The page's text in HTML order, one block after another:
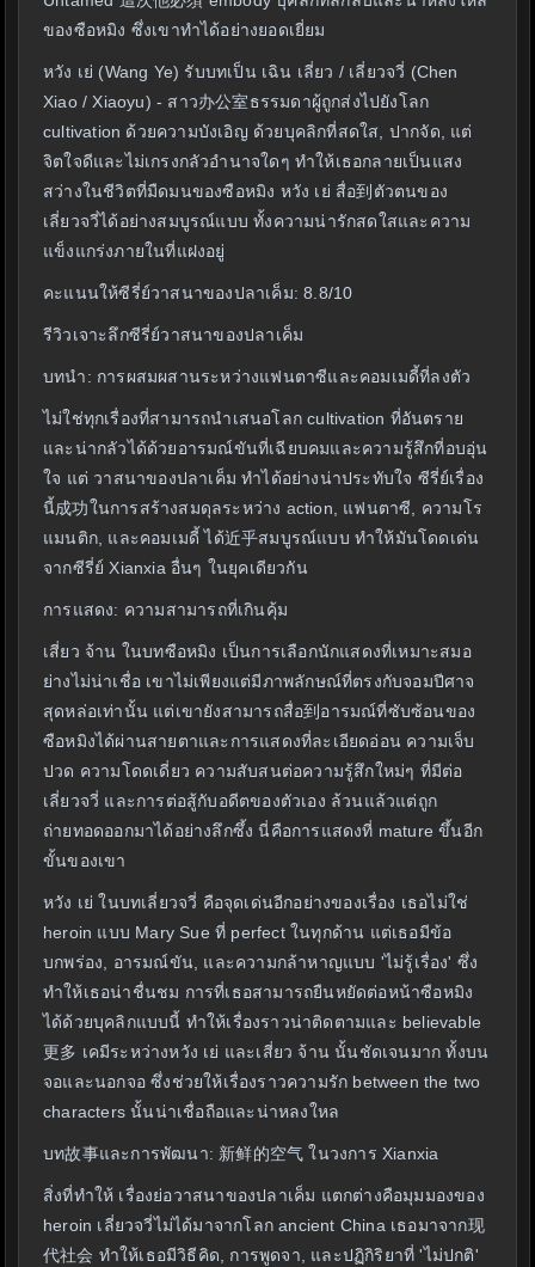
ของซือหมิง ซึ่งเขาทำได้อย่างยอดเยี่ยม
หวัง เย่ (Wang Ye) รับบทเป็น เฉิน เลี่ยว / เลี่ยวจวี่ (Chen
Xiao / Xiaoyu) - สาว办公室ธรรมดาผู้ถูกส่งไปยังโลก
cultivation ด้วยความบังเอิญ ด้วยบุคลิกที่สดใส, ปากจัด, แต่
จิตใจดีและไม่เกรงกลัวอำนาจใดๆ ทำให้เธอกลายเป็นแสง
สว่างในชีวิตที่มืดมนของซือหมิง หวัง เย่ สื่อ到ตัวตนของ
เลี่ยวจวี่ได้อย่างสมบูรณ์แบบ ทั้งความน่ารักสดใสและความ
แข็งแกร่งภายในที่แฝงอยู่
คะแนนให้ซีรี่ย์วาสนาของปลาเค็ม: 8.8/10
รีวิวเจาะลึกซีรี่ย์วาสนาของปลาเค็ม
บทนำ: การผสมผสานระหว่างแฟนตาซีและคอมเมดี้ที่ลงตัว
ไม่ใช่ทุกเรื่องที่สามารถนำเสนอโลก cultivation ที่อันตราย
และน่ากลัวได้ด้วยอารมณ์ขันที่เฉียบคมและความรู้สึกที่อบอุ่น
ใจ แต่ วาสนาของปลาเค็ม ทำได้อย่างน่าประทับใจ ซีรี่ย์เรื่อง
นี้成功ในการสร้างสมดุลระหว่าง action, แฟนตาซี, ความโร
แมนติก, และคอมเมดี้ ได้近乎สมบูรณ์แบบ ทำให้มันโดดเด่น
จากซีรี่ย์ Xianxia อื่นๆ ในยุคเดียวกัน
การแสดง: ความสามารถที่เกินคุ้ม
เสี่ยว จ้าน ในบทซือหมิง เป็นการเลือกนักแสดงที่เหมาะสมอ
ย่างไม่น่าเชื่อ เขาไม่เพียงแต่มีภาพลักษณ์ที่ตรงกับจอมปีศาจ
สุดหล่อเท่านั้น แต่เขายังสามารถสื่อ到อารมณ์ที่ซับซ้อนของ
ซือหมิงได้ผ่านสายตาและการแสดงที่ละเอียดอ่อน ความเจ็บ
ปวด ความโดดเดี่ยว ความสับสนต่อความรู้สึกใหม่ๆ ที่มีต่อ
เลี่ยวจวี่ และการต่อสู้กับอดีตของตัวเอง ล้วนแล้วแต่ถูก
ถ่ายทอดออกมาได้อย่างลึกซึ้ง นี่คือการแสดงที่ mature ขึ้นอีก
ขั้นของเขา
หวัง เย่ ในบทเลี่ยวจวี่ คือจุดเด่นอีกอย่างของเรื่อง เธอไม่ใช่
heroin แบบ Mary Sue ที่ perfect ในทุกด้าน แต่เธอมีข้อ
บกพร่อง, อารมณ์ขัน, และความกล้าหาญแบบ 'ไม่รู้เรื่อง' ซึ่ง
ทำให้เธอน่าชื่นชม การที่เธอสามารถยืนหยัดต่อหน้าซือหมิง
ได้ด้วยบุคลิกแบบนี้ ทำให้เรื่องราวน่าติดตามและ believable
更多 เคมีระหว่างหวัง เย่ และเสี่ยว จ้าน นั้นชัดเจนมาก ทั้งบน
จอและนอกจอ ซึ่งช่วยให้เรื่องราวความรัก between the two
characters นั้นน่าเชื่อถือและน่าหลงใหล
บท故事และการพัฒนา: 新鲜的空气 ในวงการ Xianxia
สิ่งที่ทำให้ เรื่องย่อวาสนาของปลาเค็ม แตกต่างคือมุมมองของ
heroin เลี่ยวจวี่ไม่ได้มาจากโลก ancient China เธอมาจาก现
代社会 ทำให้เธอมีวิธีคิด, การพูดจา, และปฏิกิริยาที่ 'ไม่ปกติ'